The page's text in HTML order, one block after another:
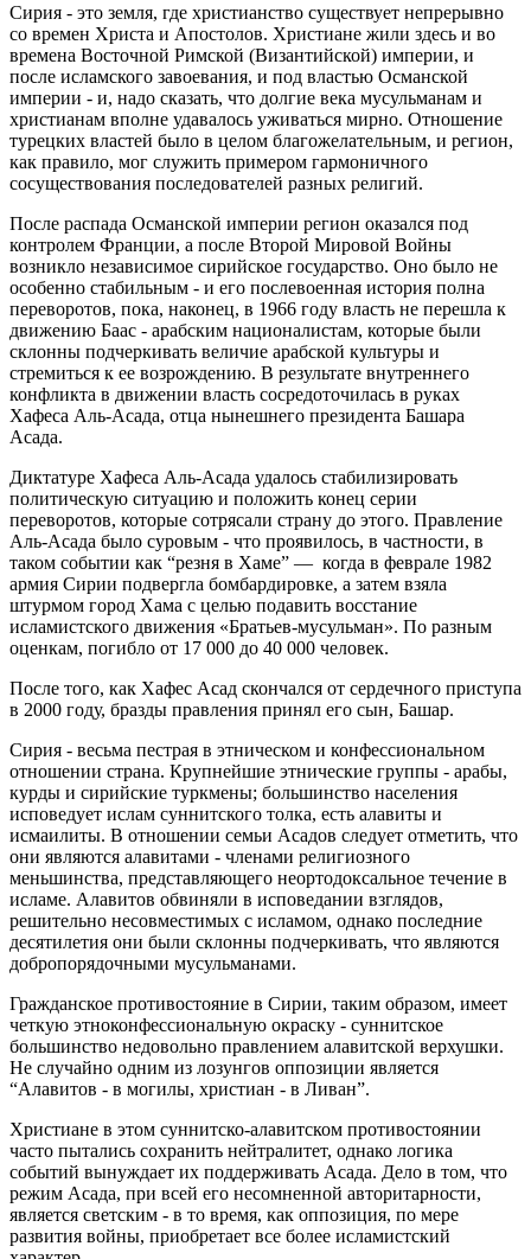
Сирия - это земля, где христианство существует непрерывно
со времен Христа и Апостолов. Христиане жили здесь и во
времена Восточной Римской (Византийской) империи, и
после исламского завоевания, и под властью Османской
империи - и, надо сказать, что долгие века мусульманам и
христианам вполне удавалось уживаться мирно. Отношение
турецких властей было в целом благожелательным, и регион,
как правило, мог служить примером гармоничного
сосуществования последователей разных религий.
После распада Османской империи регион оказался под
контролем Франции, а после Второй Мировой Войны
возникло независимое сирийское государство. Оно было не
особенно стабильным - и его послевоенная история полна
переворотов, пока, наконец, в 1966 году власть не перешла к
движению Баас - арабским националистам, которые были
склонны подчеркивать величие арабской культуры и
стремиться к ее возрождению. В результате внутреннего
конфликта в движении власть сосредоточилась в руках
Хафеса Аль-Асада, отца нынешнего президента Башара
Асада.
Диктатуре Хафеса Аль-Асада удалось стабилизировать
политическую ситуацию и положить конец серии
переворотов, которые сотрясали страну до этого. Правление
Аль-Асада было суровым - что проявилось, в частности, в
таком событии как “резня в Хаме” — когда в феврале 1982
армия Сирии подвергла бомбардировке, а затем взяла
штурмом город Хама с целью подавить восстание
исламистского движения «Братьев-мусульман». По разным
оценкам, погибло от 17 000 до 40 000 человек.
После того, как Хафес Асад скончался от сердечного приступа
в 2000 году, бразды правления принял его сын, Башар.
Сирия - весьма пестрая в этническом и конфессиональном
отношении страна. Крупнейшие этнические группы - арабы,
курды и сирийские туркмены; большинство населения
исповедует ислам суннитского толка, есть алавиты и
исмаилиты. В отношении семьи Асадов следует отметить, что
они являются алавитами - членами религиозного
меньшинства, представляющего неортодоксальное течение в
исламе. Алавитов обвиняли в исповедании взглядов,
решительно несовместимых с исламом, однако последние
десятилетия они были склонны подчеркивать, что являются
добропорядочными мусульманами.
Гражданское противостояние в Сирии, таким образом, имеет
четкую этноконфессиональную окраску - суннитское
большинство недовольно правлением алавитской верхушки.
Не случайно одним из лозунгов оппозиции является
“Алавитов - в могилы, христиан - в Ливан”.
Христиане в этом суннитско-алавитском противостоянии
часто пытались сохранить нейтралитет, однако логика
событий вынуждает их поддерживать Асада. Дело в том, что
режим Асада, при всей его несомненной авторитарности,
является светским - в то время, как оппозиция, по мере
развития войны, приобретает все более исламистский